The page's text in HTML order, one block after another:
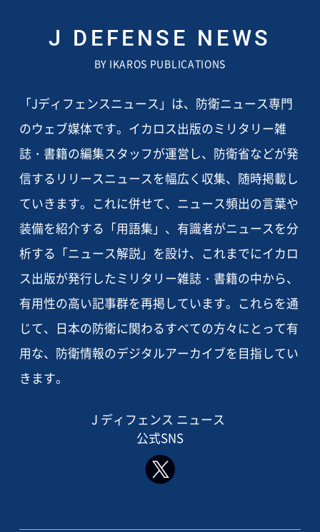
J DEFENSE NEWS
BY IKAROS PUBLICATIONS
「Jディフェンスニュース」は、防衛ニュース専門
のウェブ媒体です。イカロス出版のミリタリー雑
誌・書籍の編集スタッフが運営し、防衛省などが発
信するリリースニュースを幅広く収集、随時掲載し
ていきます。これに併せて、ニュース頻出の言葉や
装備を紹介する「用語集」、有識者がニュースを分
析する「ニュース解説」を設け、これまでにイカロ
ス出版が発行したミリタリー雑誌・書籍の中から、
有用性の高い記事群を再掲しています。これらを通
じて、日本の防衛に関わるすべての方々にとって有
用な、防衛情報のデジタルアーカイブを目指してい
きます。
J ディフェンス ニュース
公式SNS